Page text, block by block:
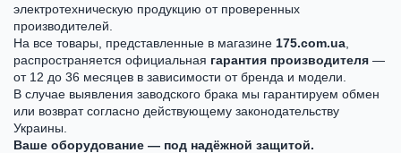
электротехническую продукцию от проверенных
производителей.
На все товары, представленные в магазине 175.com.ua
распространяется официальная гарантия производителя —
от 12 до 36 месяцев в зависимости от бренда и модели.
В случае выявления заводского брака мы гарантируем обмен
или возврат согласно действующему законодательству
Украины.
Ваше оборудование — под надёжной защитой.